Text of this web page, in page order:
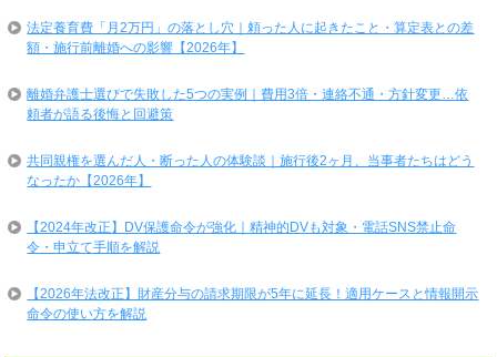
法定養育費「月2万円」の落とし穴｜頼った人に起きたこと・算定表との差
額・施行前離婚への影響【2026年】
離婚弁護士選びで失敗した5つの実例｜費用3倍・連絡不通・方針変更…依
頼者が語る後悔と回避策
共同親権を選んだ人・断った人の体験談｜施行後2ヶ月、当事者たちはどう
なったか【2026年】
【2024年改正】DV保護命令が強化｜精神的DVも対象・電話SNS禁止命
令・申立て手順を解説
【2026年法改正】財産分与の請求期限が5年に延長！適用ケースと情報開示
命令の使い方を解説